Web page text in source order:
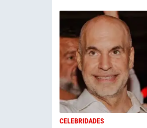
CELEBRIDADES